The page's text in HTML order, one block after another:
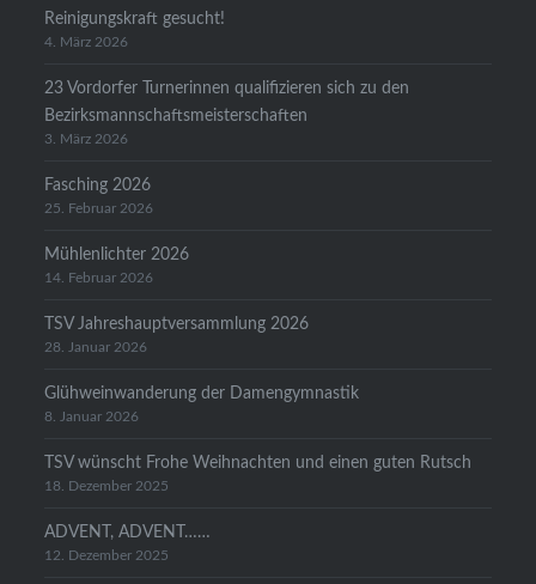
Reinigungskraft gesucht!
4. März 2026
23 Vordorfer Turnerinnen qualifizieren sich zu den
Bezirksmannschaftsmeisterschaften
3. März 2026
Fasching 2026
25. Februar 2026
Mühlenlichter 2026
14. Februar 2026
TSV Jahreshauptversammlung 2026
28. Januar 2026
Glühweinwanderung der Damengymnastik
8. Januar 2026
TSV wünscht Frohe Weihnachten und einen guten Rutsch
18. Dezember 2025
ADVENT, ADVENT……
12. Dezember 2025